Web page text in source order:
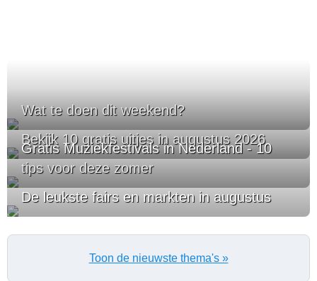
Wat te doen dit weekend?
Bekijk 10 gratis uitjes in augustus 2026
Gratis Muziekfestivals in Nederland - 10
tips voor deze zomer
De leukste fairs en markten in augustus
Toon de nieuwste thema's »